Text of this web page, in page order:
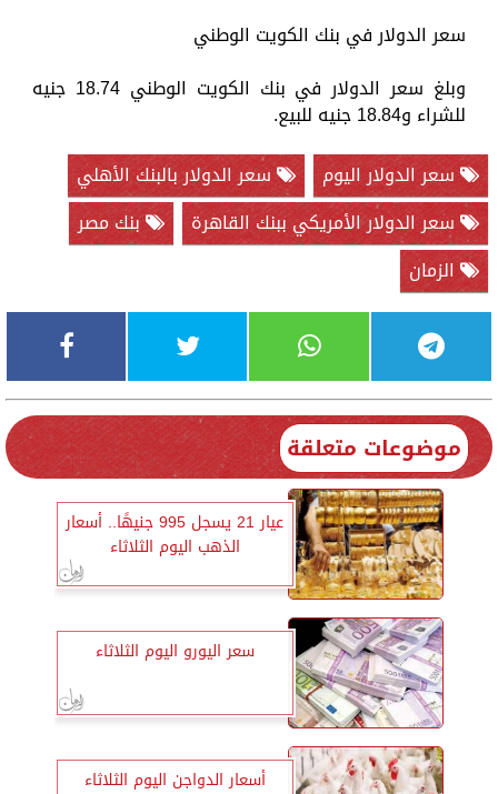
سعر الدولار في بنك الكويت الوطني
وبلغ سعر الدولار في بنك الكويت الوطني 18.74 جنيه
للشراء و18.84 جنيه للبيع.
سعر الدولار اليوم
سعر الدولار بالبنك الأهلي
سعر الدولار الأمريكي ببنك القاهرة
بنك مصر
الزمان
موضوعات متعلقة
عيار 21 يسجل 995 جنيهًا.. أسعار
الذهب اليوم الثلاثاء
سعر اليورو اليوم الثلاثاء
أسعار الدواجن اليوم الثلاثاء